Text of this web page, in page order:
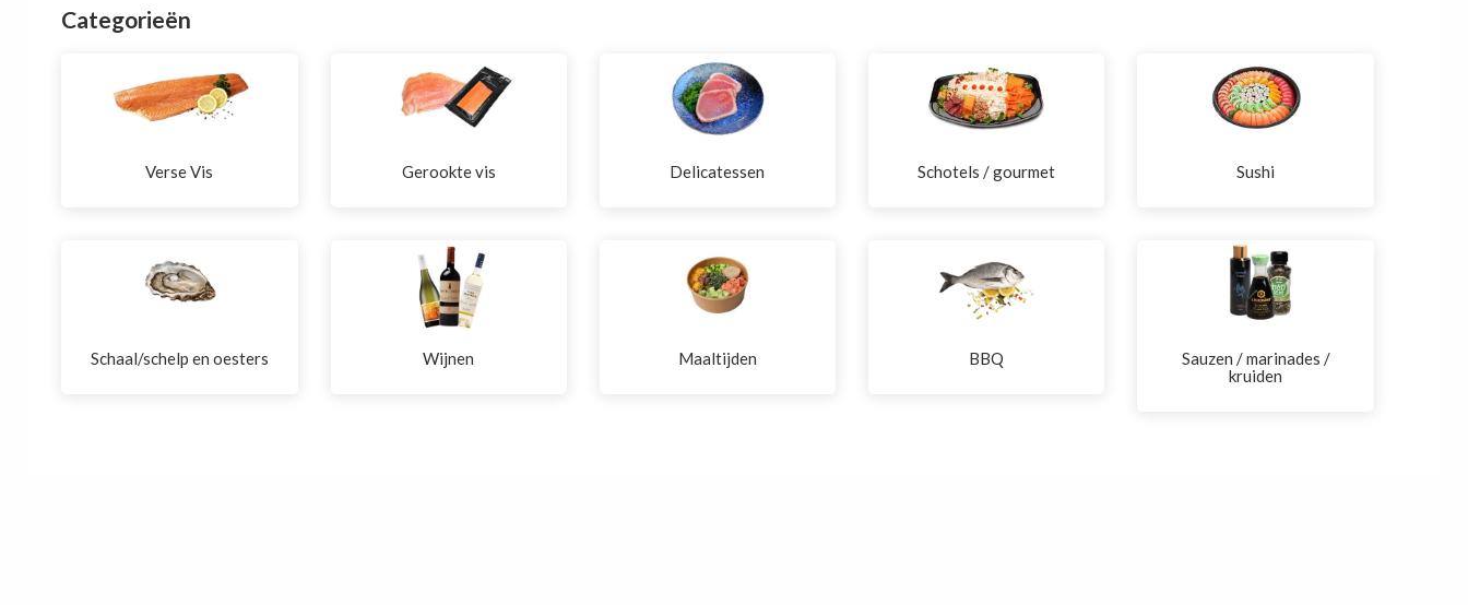
Categorieën
Verse Vis Gerookte vis Delicatessen Schotels / gourmet Sushi
Schaal/schelp en oesters Wijnen Maaltijden BBQ
Sauzen / marinades /
kruiden